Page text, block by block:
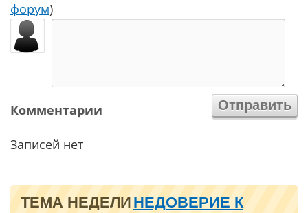
форум)
Комментарии
Записей нет
ТЕМА НЕДЕЛИ НЕДОВЕРИЕ К